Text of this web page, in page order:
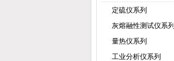
定硫仪系列
灰熔融性测试仪系列
量热仪系列
工业分析仪系列